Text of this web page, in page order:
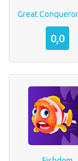
Great
0,0